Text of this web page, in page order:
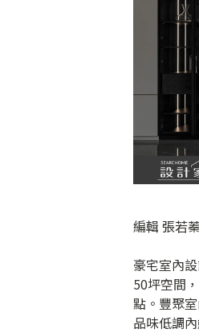
編輯 張若
豪宅室內
50坪空間
點。豐聚
品味低調